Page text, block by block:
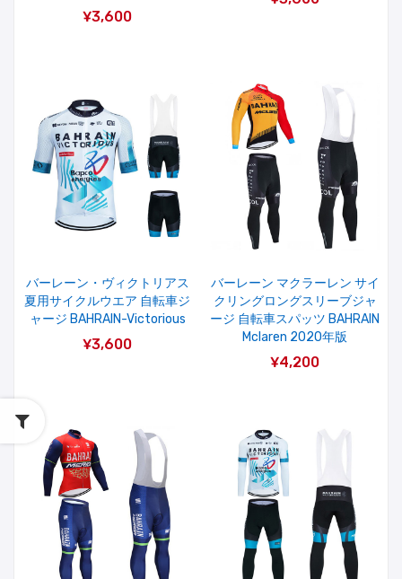
¥3,600
バーレーン・ヴィクトリアス
夏用サイクルウエア 自転車ジ
ャージ BAHRAIN-Victorious
¥3,600
バーレーン マクラーレン サイ
クリングロングスリーブジャ
ージ 自転車スパッツ BAHRAIN
Mclaren 2020年版
¥4,200